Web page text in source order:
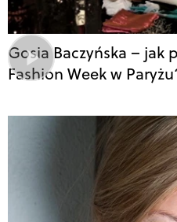
Gosia Baczyńska – jak
Fashion Week w